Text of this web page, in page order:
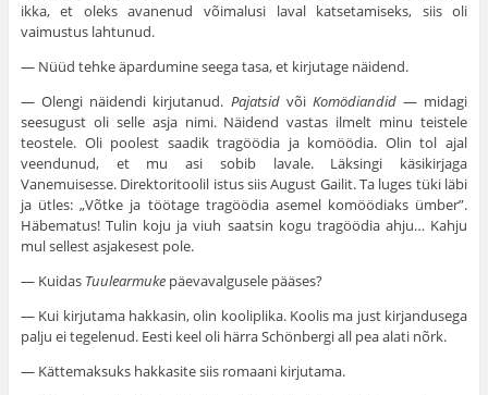
ikka, et oleks avanenud võimalusi laval katsetamiseks, siis oli
vaimustus lahtunud.
— Nüüd tehke äpardumine seega tasa, et kirjutage näidend.
— Olengi näidendi kirjutanud. Pajatsid või Komödiandid — midagi
seesugust oli selle asja nimi. Näidend vastas ilmelt minu teistele
teostele. Oli poolest saadik tragöödia ja komöödia. Olin tol ajal
veendunud, et mu asi sobib lavale. Läksingi käsikirjaga
Vanemuisesse. Direktoritoolil istus siis August Gailit. Ta luges tüki läbi
ja ütles: „Võtke ja töötage tragöödia asemel komöödiaks ümber”.
Häbematus! Tulin koju ja viuh saatsin kogu tragöödia ahju… Kahju
mul sellest asjakesest pole.
— Kuidas Tuulearmuke päevavalgusele pääses?
— Kui kirjutama hakkasin, olin kooliplika. Koolis ma just kirjandusega
palju ei tegelenud. Eesti keel oli härra Schönbergi all pea alati nõrk.
— Kättemaksuks hakkasite siis romaani kirjutama.